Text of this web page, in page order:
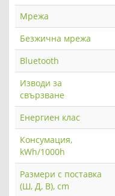
Мрежа
Безжична мрежа
Bluetooth
Изводи за
свързване
Енергиен клас
Консумация,
kWh/1000h
Размери с поставка
(Ш, Д, В), cm